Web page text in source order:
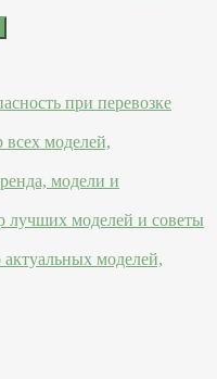
при перевозке
моделей,
модели и
лучших моделей и советы
моделей,